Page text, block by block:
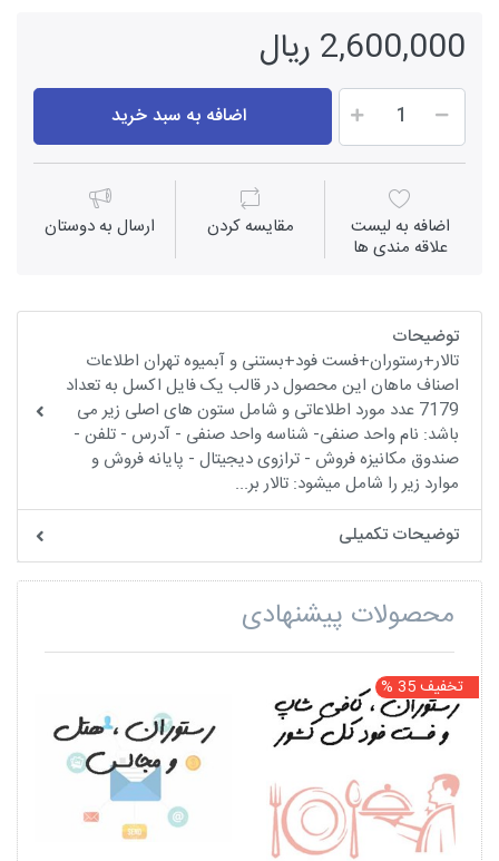
2,600,000 ریال
اضافه به سبد خرید
اضافه به لیست
علاقه مندی ها
مقايسه كردن ارسال به دوستان
توضیحات
تالار+رستوران+فست فود+بستنی و آبمیوه تهران اطلاعات
اصناف ماهان این محصول در قالب یک فایل اکسل به تعداد
7179 عدد مورد اطلاعاتی و شامل ستون های اصلی زیر می
باشد: نام واحد صنفی- شناسه واحد صنفی - آدرس - تلفن -
صندوق مکانیزه فروش - ترازوی دیجیتال - پایانه فروش و
موارد زیر را شامل میشود: تالار بر...
توضیحات تکمیلی
محصولات پیشنهادی
تخفیف 35 %